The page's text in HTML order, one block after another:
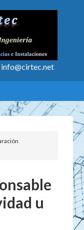
info@cirtec.net
u